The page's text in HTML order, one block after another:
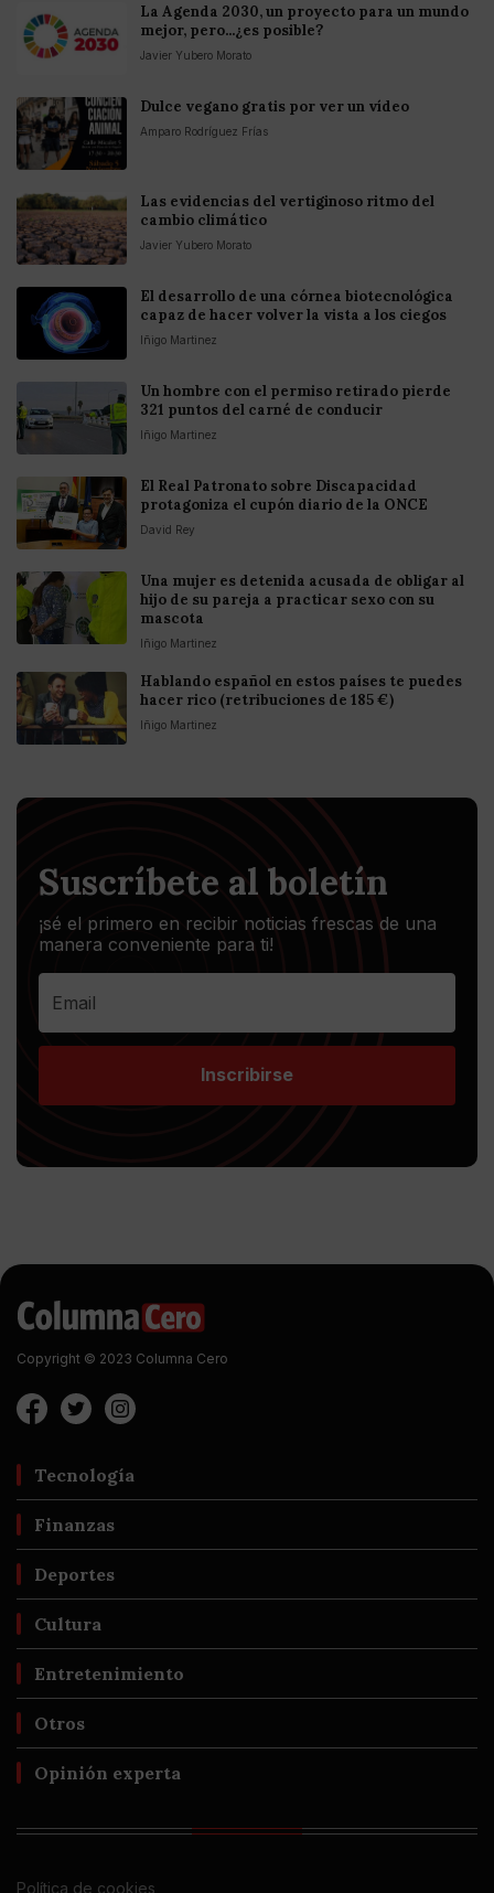
La Agenda 2030, un proyecto para un mundo
mejor, pero...¿es posible?
Javier Yubero Morato
Dulce vegano gratis por ver un vídeo
Amparo Rodríguez Frías
Las evidencias del vertiginoso ritmo del
cambio climático
Javier Yubero Morato
El desarrollo de una córnea biotecnológica
capaz de hacer volver la vista a los ciegos
Iñigo Martinez
Un hombre con el permiso retirado pierde
321 puntos del carné de conducir
Iñigo Martinez
El Real Patronato sobre Discapacidad
protagoniza el cupón diario de la ONCE
David Rey
Una mujer es detenida acusada de obligar al
hijo de su pareja a practicar sexo con su
mascota
Iñigo Martinez
Hablando español en estos países te puedes
hacer rico (retribuciones de 185 €)
Iñigo Martinez
Suscríbete al boletín
¡sé el primero en recibir noticias frescas de una
manera conveniente para ti!
Inscribirse
Copyright © 2023 Columna Cero
Tecnología
Finanzas
Deportes
Cultura
Entretenimiento
Otros
Opinión experta
Política de cookies